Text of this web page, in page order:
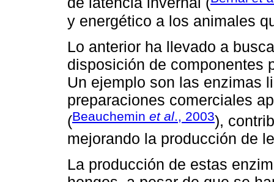
y energético a los animales
Lo anterior ha llevado a
disposición de componentes
Un ejemplo son las enzimas
preparaciones comerciales
(Beauchemin et al., 2003),
mejorando la producción de
La producción de estas